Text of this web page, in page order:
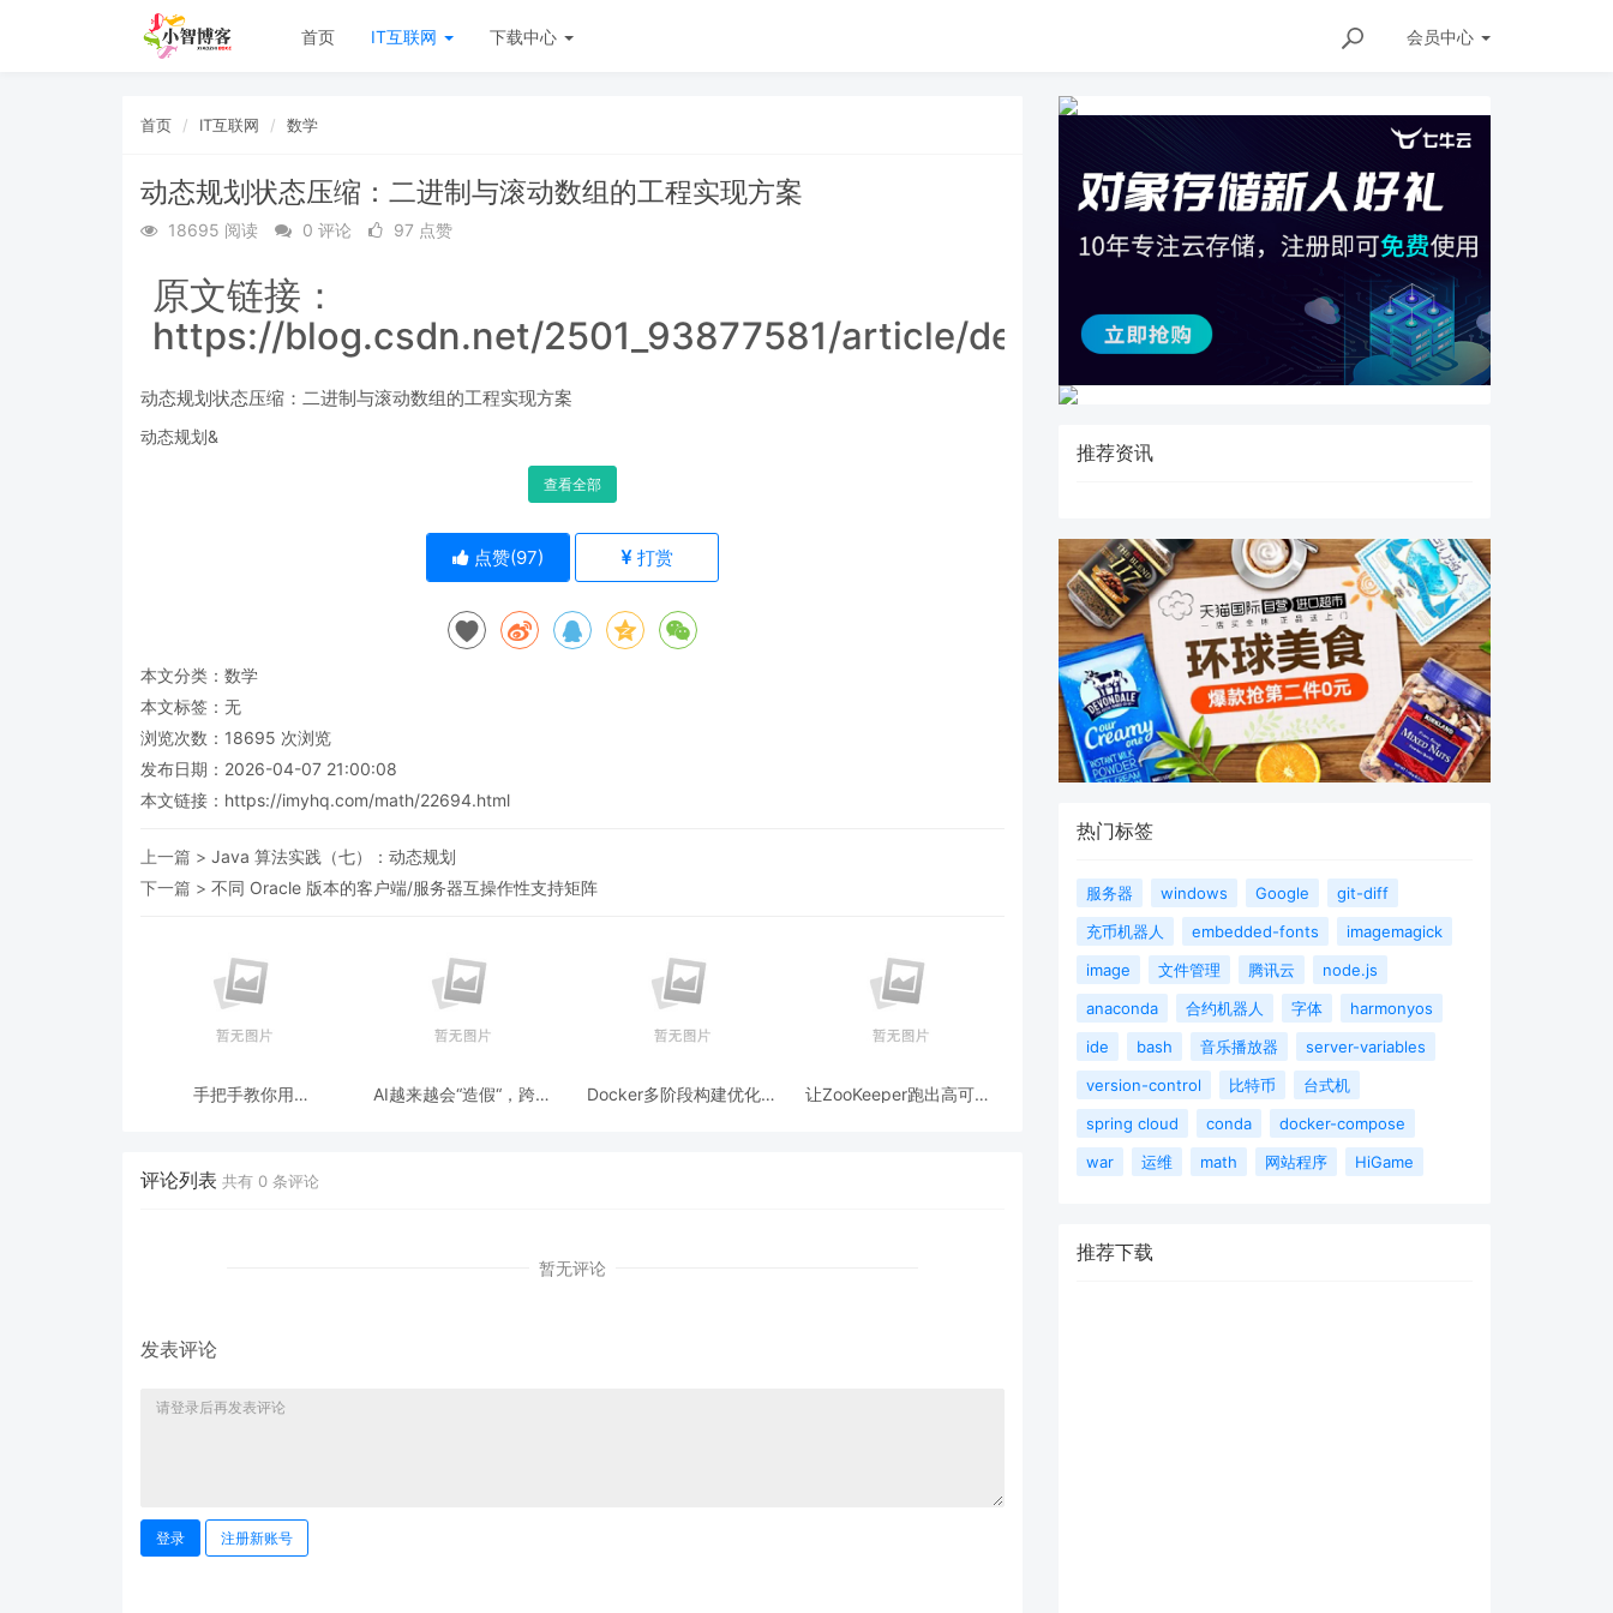
首页 IT互联网 下载中心 会员中心
首页 IT互联网 数学
动态规划状态压缩：二进制与滚动数组的工程实现方案
18695 阅读 0 评论 97 点赞
原文链接：
https://blog.csdn.net/2501_93877581/article/details/154132423
动态规划状态压缩：二进制与滚动数组的工程实现方案
动态规划&
查看全部
点赞(97) 打赏
本文分类： 数学
本文标签：无
浏览次数： 18695 次浏览
发布日期：2026-04-07 21:00:08
本文链接： https://imyhq.com/math/22694.html
上一篇 > Java 算法实践（七）：动态规划
下一篇 > 不同 Oracle 版本的客户端/服务器互操作性支持矩阵
手把手教你用
AI越来越会“造假“，跨模
Docker多阶段构建优化：
让ZooKeeper跑出高可用:
评论列表 共有 0 条评论
暂无评论
发表评论
登录 注册新账号
推荐资讯
热门标签
服务器 windows Google
git-diff
充币机器人
embedded-fonts
imagemagick
image
文件管理 腾讯云
node.js
anaconda
合约机器人 字体
harmonyos
ide
bash 音乐播放器
server-variables
version-control
比特币
台式机
spring cloud
conda
docker-compose
war
运维 math 网站程序 HiGame
推荐下载